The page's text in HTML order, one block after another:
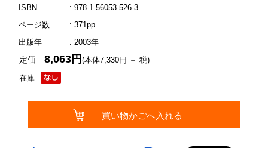
ISBN
: 978-1-56053-526-3
ページ数
: 371pp.
出版年
: 2003年
在庫
定価8,063円(本体7,330円 ＋ 税)